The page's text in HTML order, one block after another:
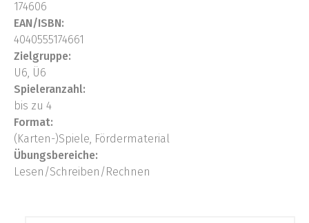
174606
EAN/ISBN:
4040555174661
Zielgruppe:
U6, Ü6
Spieleranzahl:
bis zu 4
Format:
(Karten-)Spiele, Fördermaterial
Übungsbereiche:
Lesen/Schreiben/Rechnen